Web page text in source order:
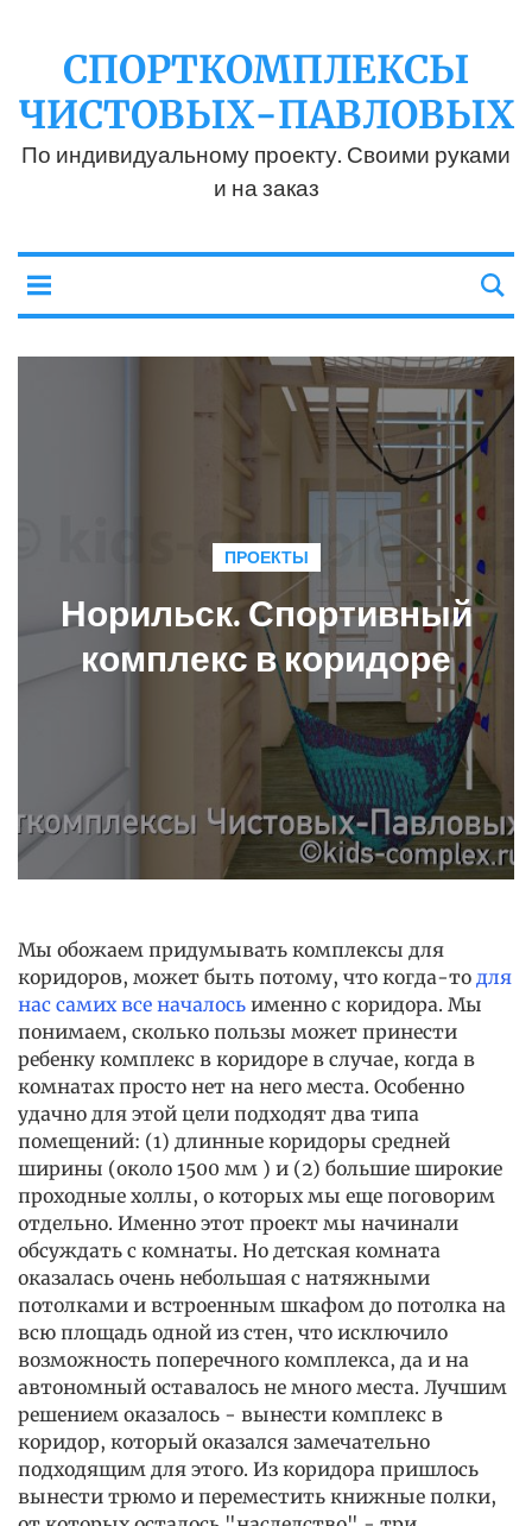
СПОРТКОМПЛЕКСЫ
ЧИСТОВЫХ-ПАВЛОВЫХ
По индивидуальному проекту. Своими руками
и на заказ
ПРОЕКТЫ
Норильск. Спортивный
комплекс в коридоре
Мы обожаем придумывать комплексы для
коридоров, может быть потому, что когда-то для
нас самих все началось именно с коридора. Мы
понимаем, сколько пользы может принести
ребенку комплекс в коридоре в случае, когда в
комнатах просто нет на него места. Особенно
удачно для этой цели подходят два типа
помещений: (1) длинные коридоры средней
ширины (около 1500 мм ) и (2) большие широкие
проходные холлы, о которых мы еще поговорим
отдельно. Именно этот проект мы начинали
обсуждать с комнаты. Но детская комната
оказалась очень небольшая с натяжными
потолками и встроенным шкафом до потолка на
всю площадь одной из стен, что исключило
возможность поперечного комплекса, да и на
автономный оставалось не много места. Лучшим
решением оказалось - вынести комплекс в
коридор, который оказался замечательно
подходящим для этого. Из коридора пришлось
вынести трюмо и переместить книжные полки,